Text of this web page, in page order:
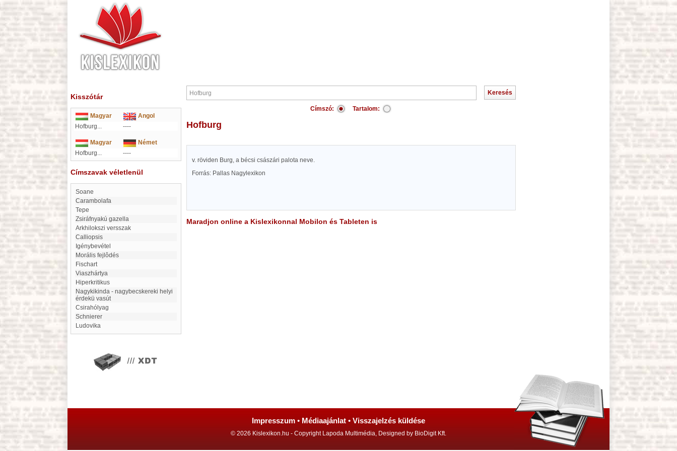
Kisszótár
Magyar
Angol
Hofburg...
----
Magyar
Német
Hofburg...
----
Címszavak véletlenül
Soane
Carambolafa
Tepe
zsiráfnyakú gazella
arkhilokszi versszak
Calliopsis
Igénybevétel
Morális fejlôdés
Fischart
Viaszhártya
hiperkritikus
Nagykikinda - nagybecskereki helyi
érdekü vasút
Csirahólyag
Schnierer
Ludovika
Címszó: Tartalom:
Hofburg
v. röviden Burg, a bécsi császári palota neve.
Forrás: Pallas Nagylexikon
Maradjon online a Kislexikonnal Mobilon és Tableten is
Impresszum • Médiaajánlat • Visszajelzés küldése
© 2026 Kislexikon.hu - Copyright Lapoda Multimédia, Designed by BioDigit Kft.